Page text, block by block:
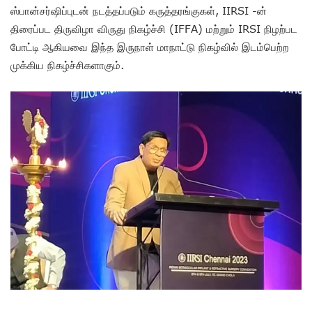
ஸ்பான்சர்ஷிப்புடன் நடத்தப்படும் கருத்தரங்குகள், IIRSI -ன்
திரைப்பட திருவிழா விருது நிகழ்ச்சி (IFFA) மற்றும் IRSI நிழற்பட
போட்டி ஆகியவை இந்த இருநாள் மாநாட்டு நிகழ்வில் இடம்பெற்ற
முக்கிய நிகழ்ச்சிகளாகும்.